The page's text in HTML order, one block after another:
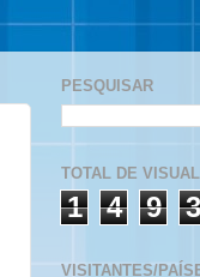
PESQUISAR
TOTAL DE
1 4 9 3
VISITANTES/